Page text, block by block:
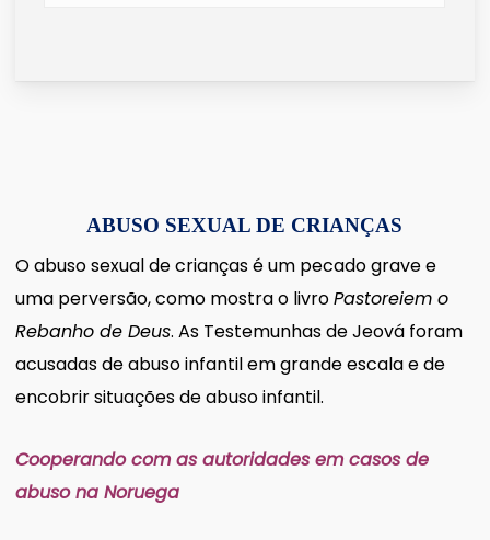
ABUSO SEXUAL DE CRIANÇAS
O abuso sexual de crianças é um pecado grave e
uma perversão, como mostra o livroPastoreiem o
Rebanho de Deus. As Testemunhas de Jeová foram
acusadas de abuso infantil em grande escala e de
encobrir situações de abuso infantil.
Cooperando com as autoridades em casos de
abuso na Noruega